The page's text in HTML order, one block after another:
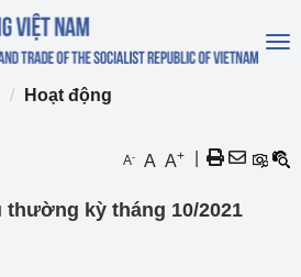
Hoạt động
A- A A+
thường kỳ tháng 10/2021